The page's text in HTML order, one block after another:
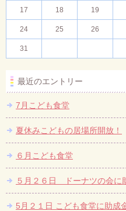
17 18 19
24 25 26
31
最近のエントリー
7月こども食堂
夏休みこどもの居場所開放！
６月こども食堂
５月２６日 ドーナツの会に
5月２１日 こども食堂に助成